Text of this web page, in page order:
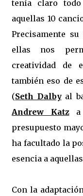
tenía claro
aquellas 10
Precisamente
ellas nos
creatividad de
también eso de
(Seth Dalbyal
Andrew Katza
presupuesto
ha facultado la
esencia a
Con la